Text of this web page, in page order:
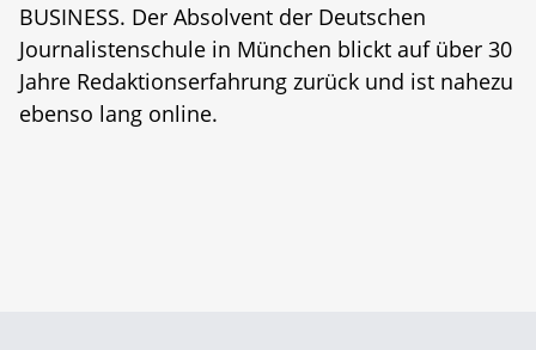
BUSINESS. Der Absolvent der Deutschen
Journalistenschule in München blickt auf über 30
Jahre Redaktionserfahrung zurück und ist nahezu
ebenso lang online.